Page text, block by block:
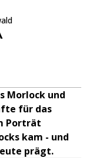
Morlock und
für das
Porträt
kam - und
prägt.